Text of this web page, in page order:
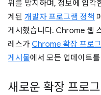
위를 방지하며, 정보에 입각
계된 개발자 프로그램 정책
게시했습니다. Chrome 웹
레스가 Chrome 확장 프로
게시물에서 모든 업데이트
새로운 확장 프로